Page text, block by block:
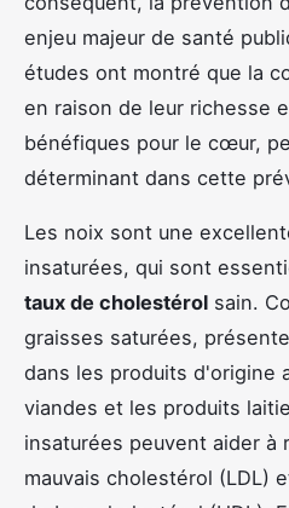
enjeu majeur de santé
études ont montré que la
en raison de leur richesse
bénéfiques pour le cœur,
déterminant dans cette
Les noix sont une
insaturées, qui sont
taux de cholestérol sain.
graisses saturées,
dans les produits d'origine
viandes et les produits
insaturées peuvent aider à
mauvais cholestérol (LDL)